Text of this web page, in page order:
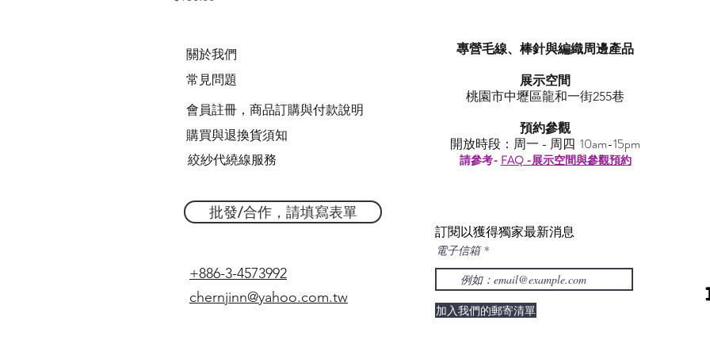
關於我們
常見問題
會員註冊，商品訂購與付款說明
購買與退換貨須知
絞紗代繞線服務
專營毛線、棒針與編織周邊產品
展示空間
​桃園市中壢區龍和一街255巷
預約參觀
開放時段：周一 - 周四 10am-15pm
請參考- FAQ -展示空間與參觀預約
批發/合作，請填寫表單
+886-3-4573992
chernjinn@yahoo.com.tw
訂閱以獲得獨家最新消息
電子信箱
加入我們的郵寄清單